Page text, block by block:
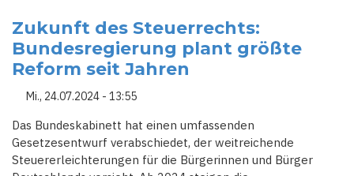
IM
VISIER:
JUSTIZMINISTER
BUSCHMANN
SIEHT
VERFASSUNGSRECHTLICHE
MÖGLICHKEITEN
Zukunft des Steuerrechts:
Bundesregierung plant größte
Reform seit Jahren
Mi., 24.07.2024 - 13:55
Das Bundeskabinett hat einen umfassenden
Gesetzesentwurf verabschiedet, der weitreichende
Steuererleichterungen für die Bürgerinnen und Bürger